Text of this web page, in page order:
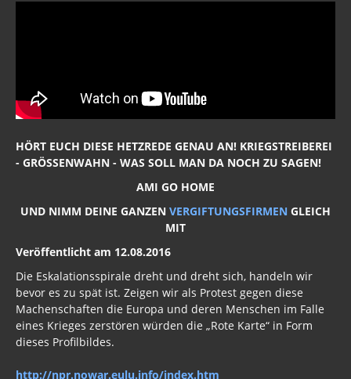
HÖRT EUCH DIESE HETZREDE GENAU AN! KRIEGSTREIBEREI
- GRÖSSENWAHN - WAS SOLL MAN DA NOCH ZU SAGEN!
AMI GO HOME
UND NIMM DEINE GANZEN VERGIFTUNGSFIRMEN GLEICH
MIT
Veröffentlicht am 12.08.2016
Die Eskalationsspirale dreht und dreht sich, handeln wir
bevor es zu spät ist. Zeigen wir als Protest gegen diese
Machenschaften die Europa und deren Menschen im Falle
eines Krieges zerstören würden die „Rote Karte“ in Form
dieses Profilbildes.
http://npr.nowar.eulu.info/index.htm